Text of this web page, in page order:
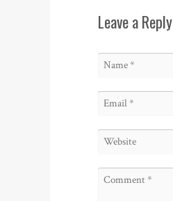
Leave a Reply